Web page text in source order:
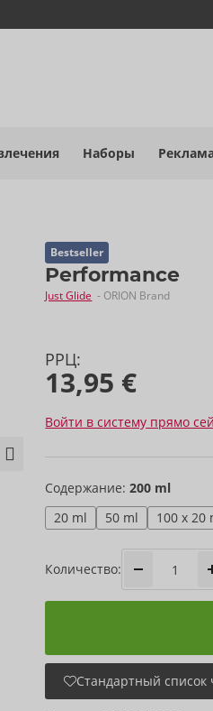
Наборы
Bestseller
Performance
Just Glide - ORION Brand
РРЦ:
13,95 €
Войти в систему прямо
Содержание:200 ml
20 ml
50 ml 100 x 20
Количество:
Стандартный список